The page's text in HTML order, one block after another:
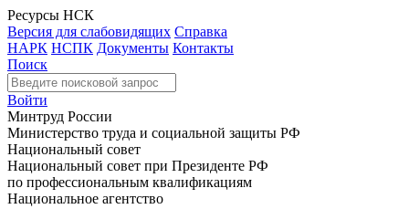
Ресурсы НСК
Версия для слабовидящих Справка
НАРК НСПК Документы Контакты
Поиск
Войти
Минтруд России
Министерство труда и социальной защиты РФ
Национальный совет
Национальный совет при Президенте РФ
по профессиональным квалификациям
Национальное агентство